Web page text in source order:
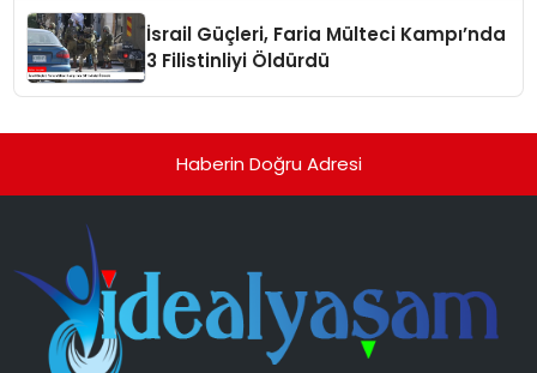
İsrail Güçleri, Faria Mülteci Kampı’nda
3 Filistinliyi Öldürdü
Haberin Doğru Adresi